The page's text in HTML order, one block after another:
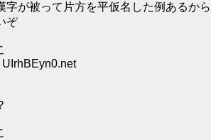
字が被って片方を平仮名した例あるから
ぞ